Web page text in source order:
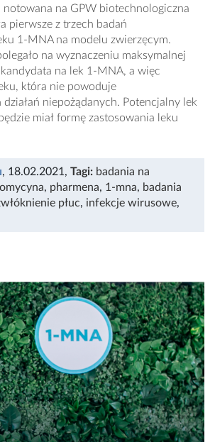
notowana na GPW biotechnologiczna
pierwsze z trzech badań
1-MNA na modelu zwierzęcym.
na wyznaczeniu maksymalnej
na lek 1-MNA, a więc
która nie powoduje
niepożądanych. Potencjalny lek
miał formę zastosowania leku
, 18.02.2021 , Tagi: badania na
, pharmena, 1-mna, badania
płuc, infekcje wirusowe,